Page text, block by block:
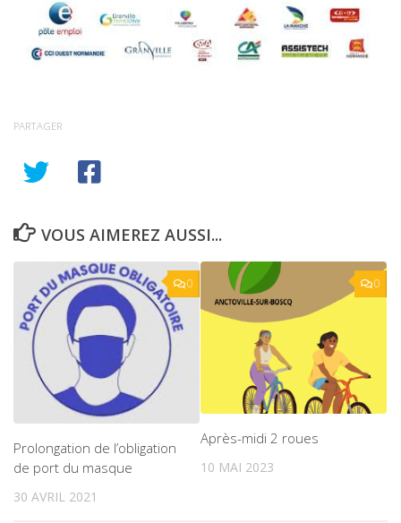
PARTAGER
VOUS AIMEREZ AUSSI...
0
Prolongation de l’obligation
de port du masque
30 AVRIL 2021
0
Après-midi 2 roues
10 MAI 2023